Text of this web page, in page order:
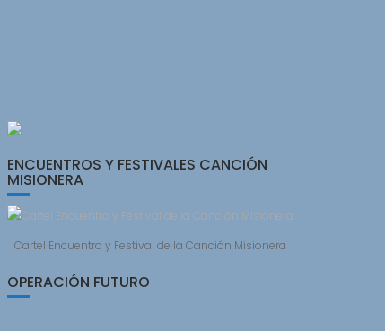
ENCUENTROS Y FESTIVALES CANCIÓN
MISIONERA
Cartel Encuentro y Festival de la Canción Misionera
OPERACIÓN FUTURO